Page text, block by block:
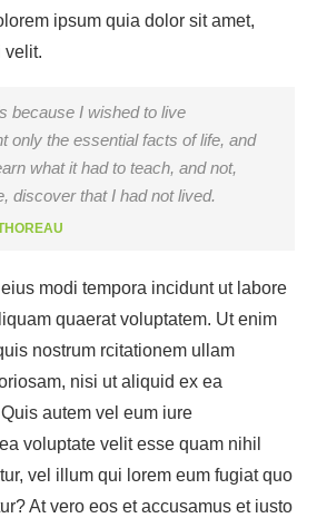
ipsum quia dolor sit amet,
velit.
because I wished to live
only the essential facts of life, and
what it had to teach, and not,
discover that I had not lived.
modi tempora incidunt ut labore
quaerat voluptatem. Ut enim
nostrum rcitationem ullam
nisi ut aliquid ex ea
autem vel eum iure
voluptate velit esse quam nihil
vel illum qui lorem eum fugiat quo
At vero eos et accusamus et iusto